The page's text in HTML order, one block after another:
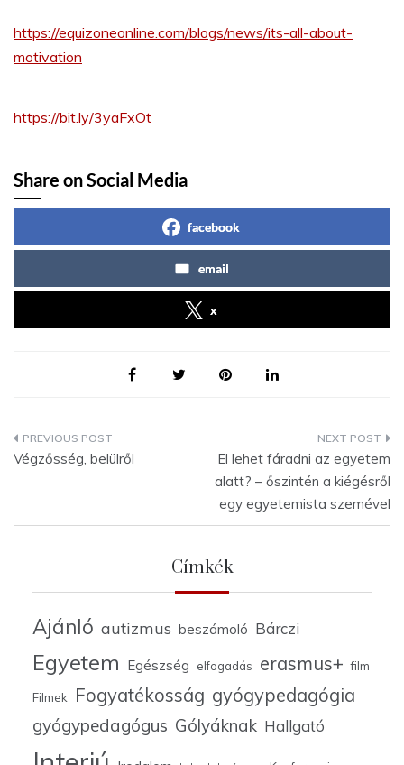
https://equizoneonline.com/blogs/news/its-all-about-
motivation
https://bit.ly/3yaFxOt
Share on Social Media
facebook
email
x
Bejegyzés
Végzősség, belülről
El lehet fáradni az egyetem
alatt? – őszintén a kiégésről
egy egyetemista szemével
Címkék
Ajánló autizmus beszámoló Bárczi
Egyetem Egészség elfogadás erasmus+ film
Filmek Fogyatékosság gyógypedagógia
gyógypedagógus Gólyáknak Hallgató